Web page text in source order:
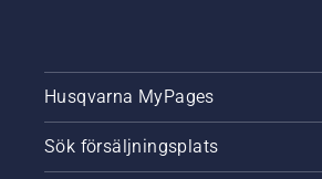
Husqvarna MyPages
Sök försäljningsplats